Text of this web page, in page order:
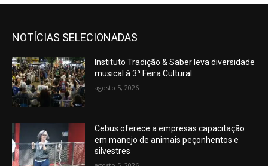
NOTÍCIAS SELECIONADAS
Instituto Tradição & Saber leva diversidade
musical à 3ª Feira Cultural
agosto 5, 2026
Cebus oferece a empresas capacitação
em manejo de animais peçonhentos e
silvestres